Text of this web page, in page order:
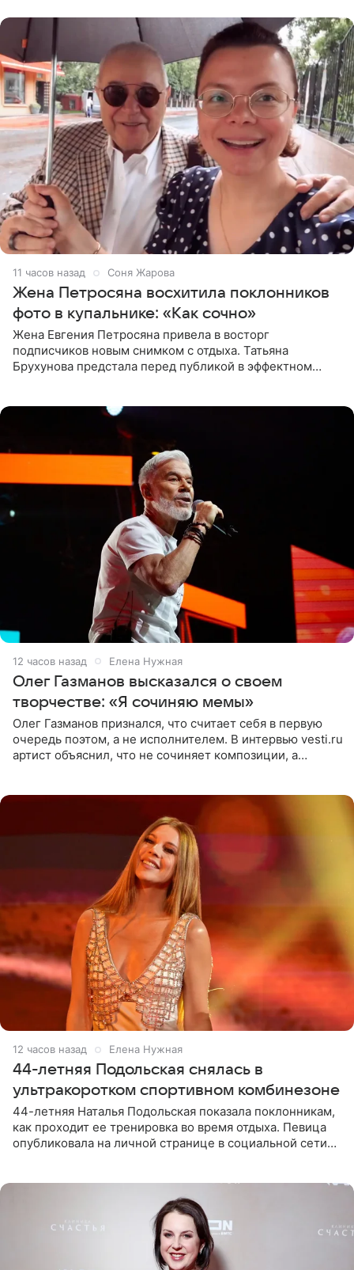
11 часов назад Соня Жарова
Жена Петросяна восхитила поклонников
фото в купальнике: «Как сочно»
Жена Евгения Петросяна привела в восторг
подписчиков новым снимком с отдыха. Татьяна
Брухунова предстала перед публикой в эффектном
12 часов назад Елена Нужная
Олег Газманов высказался о своем
творчестве: «Я сочиняю мемы»
Олег Газманов признался, что считает себя в первую
очередь поэтом, а не исполнителем. В интервью vesti.ru
артист объяснил, что не сочиняет композиции, а
12 часов назад Елена Нужная
44-летняя Подольская снялась в
ультракоротком спортивном комбинезоне
44-летняя Наталья Подольская показала поклонникам,
как проходит ее тренировка во время отдыха. Певица
опубликовала на личной странице в социальной сети